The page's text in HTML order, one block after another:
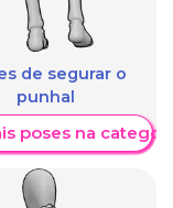
de segurar o
punhal
poses na